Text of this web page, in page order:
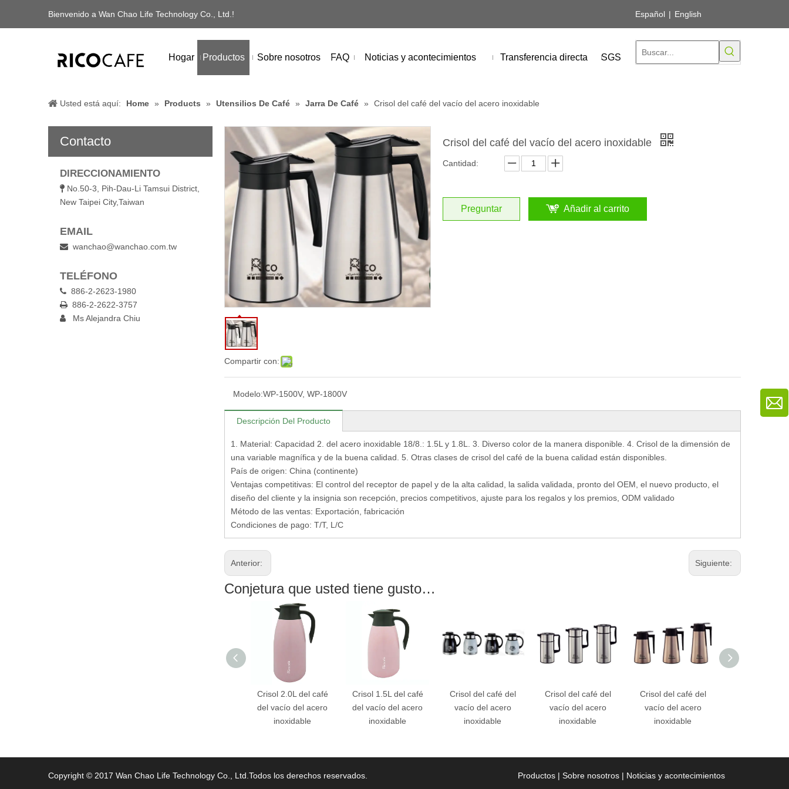
Bienvenido a Wan Chao Life Technology Co., Ltd.! Español | English
Hogar Productos Sobre nosotros FAQ Noticias y acontecimientos Transferencia directa SGS
Usted está aquí: Home » Products » Utensilios De Café » Jarra De Café » Crisol del café del vacío del acero inoxidable
Contacto
DIRECCIONAMIENTO
 No.50-3, Pih-Dau-Li Tamsui District,
New Taipei City,Taiwan
EMAIL
 wanchao@wanchao.com.tw
TELÉFONO
 886-2-2623-1980
 886-2-2622-3757
 Ms Alejandra Chiu
Compartir con:
Crisol del café del vacío del acero inoxidable
Cantidad:
Preguntar Añadir al carrito
Modelo:WP-1500V, WP-1800V
Descripción Del Producto
1. Material: Capacidad 2. del acero inoxidable 18/8.: 1.5L y 1.8L. 3. Diverso color de la manera disponible. 4. Crisol de la dimensión de
una variable magnífica y de la buena calidad. 5. Otras clases de crisol del café de la buena calidad están disponibles.
País de origen: China (continente)
Ventajas competitivas: El control del receptor de papel y de la alta calidad, la salida validada, pronto del OEM, el nuevo producto, el
diseño del cliente y la insignia son recepción, precios competitivos, ajuste para los regalos y los premios, ODM validado
Método de las ventas: Exportación, fabricación
Condiciones de pago: T/T, L/C
Anterior: Siguiente:
Conjetura que usted tiene gusto…
Crisol 2.0L del café
del vacío del acero
inoxidable
Crisol 1.5L del café
del vacío del acero
inoxidable
Crisol del café del
vacío del acero
inoxidable
Crisol del café del
vacío del acero
inoxidable
Crisol del café del
vacío del acero
inoxidable
Copyright © 2017 Wan Chao Life Technology Co., Ltd.Todos los derechos reservados. Productos | Sobre nosotros | Noticias y acontecimientos